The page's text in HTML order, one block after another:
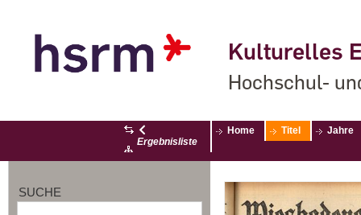
Kulturelles
Hochschul-
Ergebnisliste
Home Titel Jahre
SUCHE